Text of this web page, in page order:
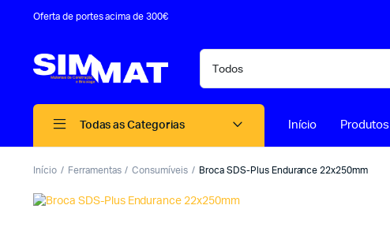
Oferta de portes acima de 300€
Todas as Categorias Início Produtos
Início Ferramentas Consumíveis Broca SDS-Plus Endurance 22x250mm